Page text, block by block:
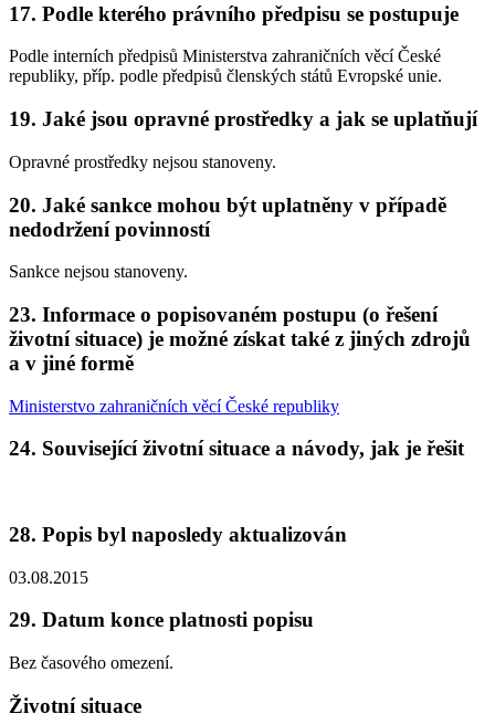
17. Podle kterého právního předpisu se postupuje
Podle interních předpisů Ministerstva zahraničních věcí České
republiky, příp. podle předpisů členských států Evropské unie.
19. Jaké jsou opravné prostředky a jak se uplatňují
Opravné prostředky nejsou stanoveny.
20. Jaké sankce mohou být uplatněny v případě
nedodržení povinností
Sankce nejsou stanoveny.
23. Informace o popisovaném postupu (o řešení
životní situace) je možné získat také z jiných zdrojů
a v jiné formě
Ministerstvo zahraničních věcí České republiky
24. Související životní situace a návody, jak je řešit
28. Popis byl naposledy aktualizován
03.08.2015
29. Datum konce platnosti popisu
Bez časového omezení.
Životní situace